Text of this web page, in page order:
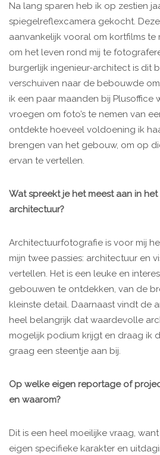
Na lang sparen heb ik op zestien
spiegelreflexcamera gekocht.
aanvankelijk vooral om kortfilms te
om het leven rond mij te
burgerlijk ingenieur-architect is dit
verschuiven naar de bebouwde
ik een paar maanden bij Plusoffice
vroegen om foto’s te nemen van
ontdekte hoeveel voldoening ik
brengen van het gebouw, om op
ervan te vertellen.
Wat spreekt je het meest aan in
architectuur?
Architectuurfotografie is voor mij
mijn twee passies: architectuur en
vertellen. Het is een leuke en
gebouwen te ontdekken, van de
kleinste detail. Daarnaast vindt de
heel belangrijk dat waardevolle
mogelijk podium krijgt en draag ik
graag een steentje aan bij.
Op welke eigen reportage of
en waarom?
Dit is een heel moeilijke vraag,
eigen specifieke karakter en